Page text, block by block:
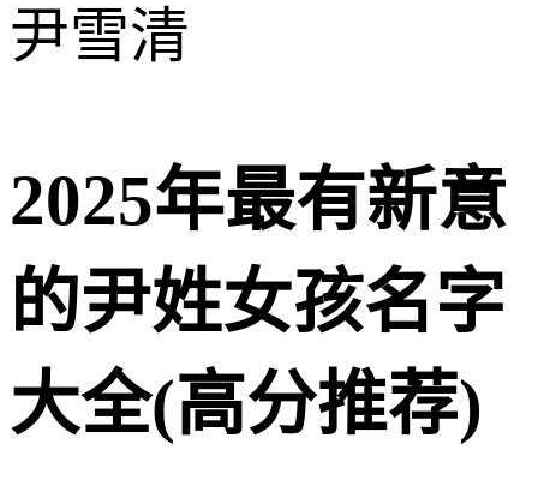
尹雪清
2025年最有新意
的尹姓女孩名字
大全(高分推荐)